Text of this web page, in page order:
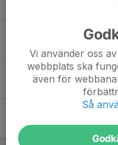
Föräldramatch
4 apr 2025
25 feb 2025
Vi använder oss
webbplats ska
även för
Så